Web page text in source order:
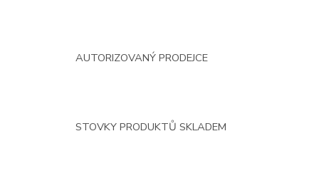
AUTORIZOVANÝ PRODEJCE
STOVKY PRODUKTŮ SKLADEM